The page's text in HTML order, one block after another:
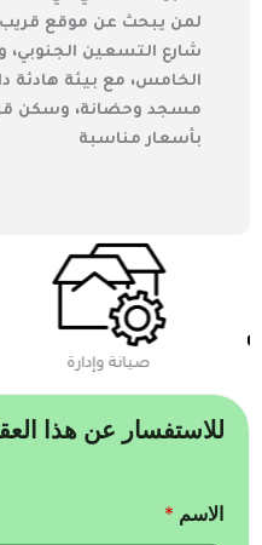
لمن يبحث عن موقع قريب
شارع التسعين الجنوبي،
الخامس، مع بيئة
مسجد وحضانة، وسكن
بأسعار مناسبة
مداخل فاخرة
للاستفسار عن هذا
الاسم *